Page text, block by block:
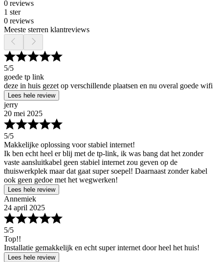
0 reviews
1 ster
0 reviews
Meeste sterren klantreviews
5/5
goede tp link
deze in huis gezet op verschillende plaatsen en nu overal goede wifi
Lees hele review
jerry
20 mei 2025
5/5
Makkelijke oplossing voor stabiel internet!
Ik ben echt heel er blij met de tp-link, ik was bang dat het zonder
vaste aansluitkabel geen stabiel internet zou geven op de
thuiswerkplek maar dat gaat super soepel! Daarnaast zonder kabel
ook geen gedoe met het wegwerken!
Lees hele review
Annemiek
24 april 2025
5/5
Top!!
Installatie gemakkelijk en echt super internet door heel het huis!
Lees hele review